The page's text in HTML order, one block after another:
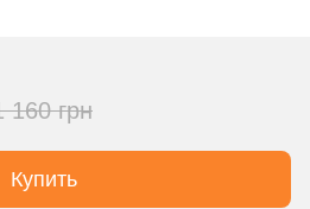
160 грн
Купить